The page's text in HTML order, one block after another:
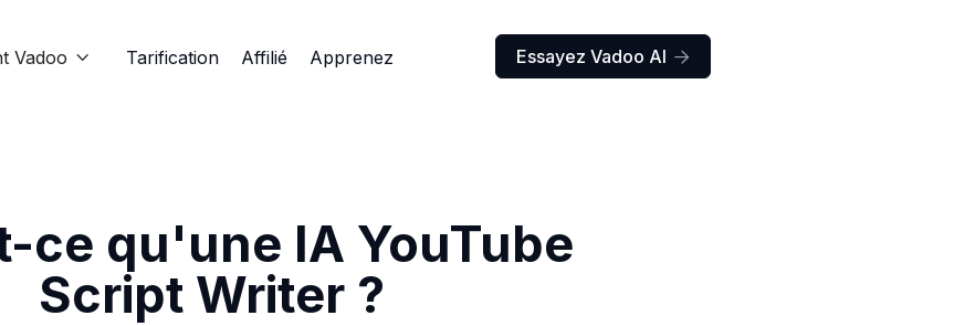
Vadoo  Tarification Affilié Apprenez Essayez Vadoo AI 
ce qu'une IA YouTube
Script Writer ?